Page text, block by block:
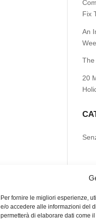
Per fornire le migliori esperienze,
e/o accedere alle informazioni del
permetterà di elaborare dati come
Fix
An
The
20